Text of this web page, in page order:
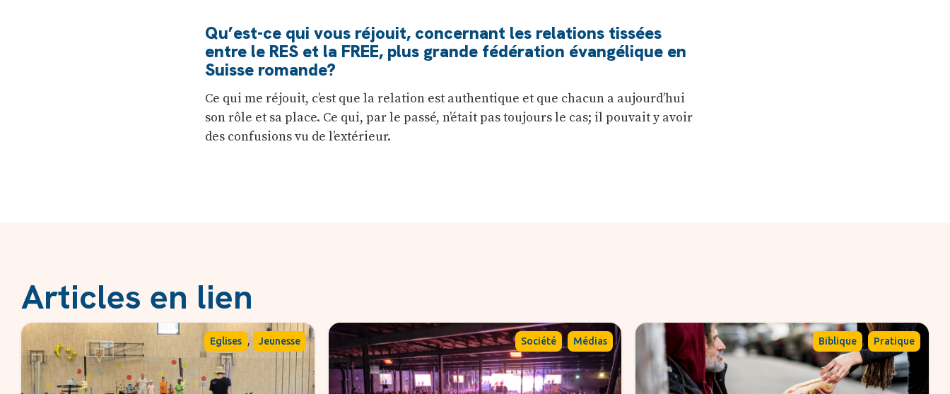
Qu’est-ce qui vous réjouit, concernant les relations tissées
entre le RES et la FREE, plus grande fédération évangélique en
Suisse romande?
Ce qui me réjouit, c’est que la relation est authentique et que chacun a aujourd’hui
son rôle et sa place. Ce qui, par le passé, n’était pas toujours le cas; il pouvait y avoir
des confusions vu de l’extérieur.
Articles en lien
Eglises , Jeunesse Société , Médias Biblique , Pratique